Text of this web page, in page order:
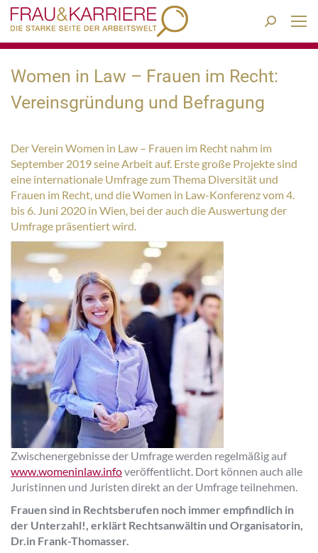
Search:
Women in Law – Frauen im Recht:
Vereinsgründung und Befragung
Der Verein Women in Law – Frauen im Recht nahm im
September 2019 seine Arbeit auf. Erste große Projekte sind
eine internationale Umfrage zum Thema Diversität und
Frauen im Recht, und die Women in Law-Konferenz vom 4.
bis 6. Juni 2020 in Wien, bei der auch die Auswertung der
Umfrage präsentiert wird.
Zwischenergebnisse der Umfrage werden regelmäßig auf
www.womeninlaw.infoveröffentlicht. Dort können auch alle
Juristinnen und Juristen direkt an der Umfrage teilnehmen.
Frauen sind in Rechtsberufen noch immer empfindlich in
der Unterzahl!, erklärt Rechtsanwältin und Organisatorin,
Dr.in Frank-Thomasser.